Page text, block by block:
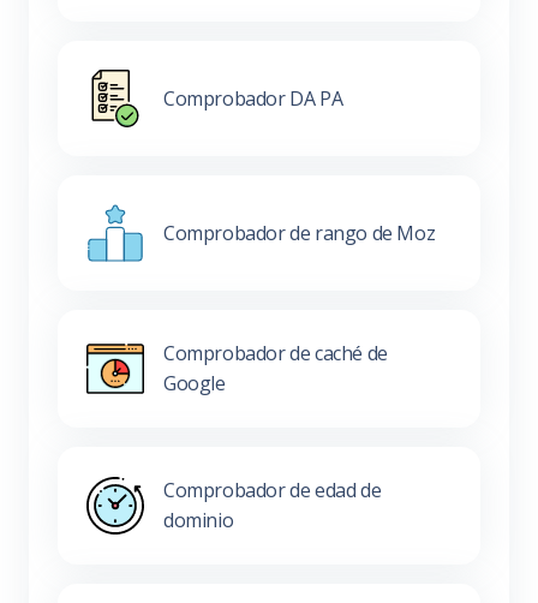
Comprobador DA PA
Comprobador de rango de Moz
Comprobador de caché de
Google
Comprobador de edad de
dominio